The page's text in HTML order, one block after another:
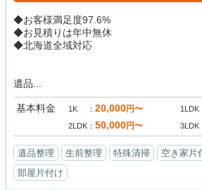
◆お客様満足度97.6%
◆お見積りは年中無休
◆北海道全域対応
遺品...
基本料金 1K 20,000円〜 1LDK
2LDK 50,000円〜 3LDK
遺品整理 生前整理 特殊清掃 空き家片
部屋片付け